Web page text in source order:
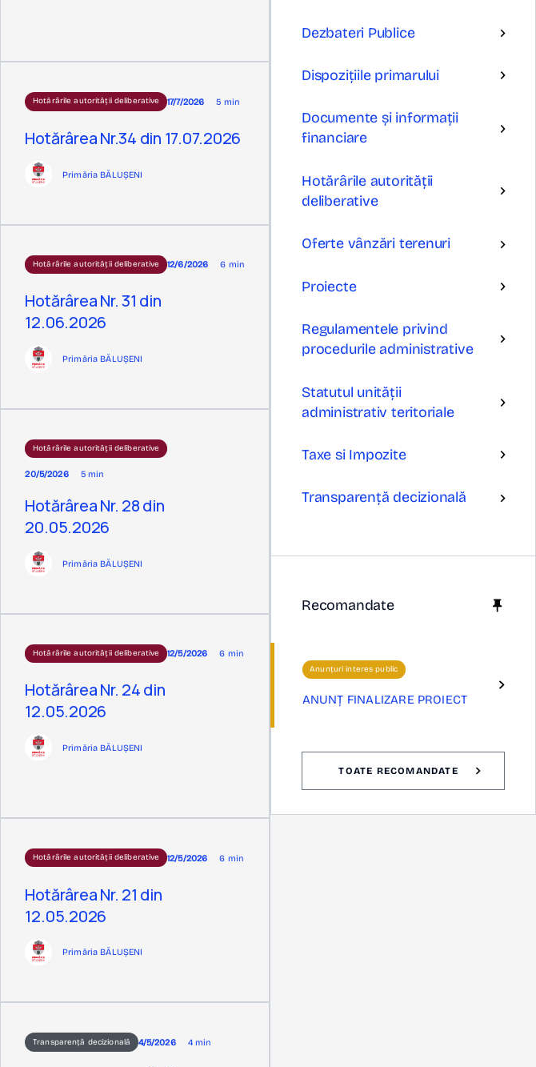
Hotărârile autorității deliberative 17/7/2026 5 min
Hotărârea Nr.34 din 17.07.2026
Primăria BĂLUȘENI
Hotărârile autorității deliberative 12/6/2026 6 min
Hotărârea Nr. 31 din
12.06.2026
Primăria BĂLUȘENI
Hotărârile autorității deliberative
20/5/2026 5 min
Hotărârea Nr. 28 din
20.05.2026
Primăria BĂLUȘENI
Hotărârile autorității deliberative 12/5/2026 6 min
Hotărârea Nr. 24 din
12.05.2026
Primăria BĂLUȘENI
Hotărârile autorității deliberative 12/5/2026 6 min
Hotărârea Nr. 21 din
12.05.2026
Primăria BĂLUȘENI
Transparență decizională 4/5/2026 4 min
Dezbateri Publice
Dispozițiile primarului
Documente și informații
financiare
Hotărârile autorității
deliberative
Oferte vânzări terenuri
Proiecte
Regulamentele privind
procedurile administrative
Statutul unității
administrativ teritoriale
Taxe si Impozite
Transparență decizională
Recomandate
Anunțuri interes public
ANUNȚ FINALIZARE PROIECT
TOATE RECOMANDATE